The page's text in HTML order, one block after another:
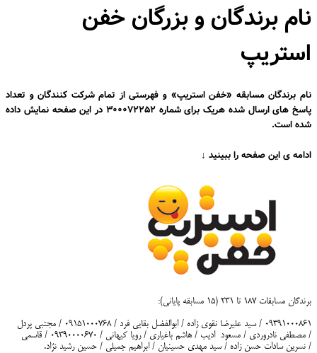
نام برندگان و بزرگان خفن
استریپ
نام برندگان مسابقه «خفن استریپ» و فهرستی از تمام شرکت کنندگان و تعداد
پاسخ های ارسال شده هریک برای شماره ۳۰۰۰۷۲۲۵۲ در این صفحه نمایش داده
شده است.
ادامه ی این صفحه را ببینید ↓
برندگان مسابقات ۱۸۷ تا ۲۳۱ (۱۵ مسابقه پایانی):
۰۹۳۹۱۰۰۰۸۶۱ / سید علیرضا نقوی زاده / ابوالفضل بقایی فرد / ۰۹۱۵۱۰۰۰۷۶۸ / مجتبی پردل
/ مصطفی نادروردی / مسعود ادیب / هاشم باغیاری / رویا کیهانی / ۰۹۳۹۰۰۰۰۶۷۰ / قاسمی
/ نسرین سادات حسن زاده / سید مهدی حسینیان / ابراهیم جمیلی / حسین رشید نژاد.